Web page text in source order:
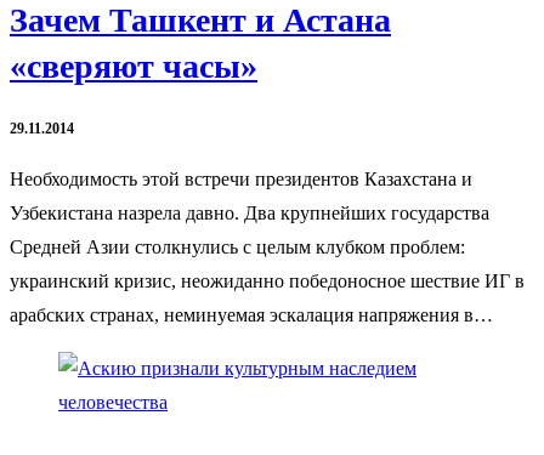
Зачем Ташкент и Астана
«сверяют часы»
29.11.2014
Необходимость этой встречи президентов Казахстана и
Узбекистана назрела давно. Два крупнейших государства
Средней Азии столкнулись с целым клубком проблем:
украинский кризис, неожиданно победоносное шествие ИГ в
арабских странах, неминуемая эскалация напряжения в…